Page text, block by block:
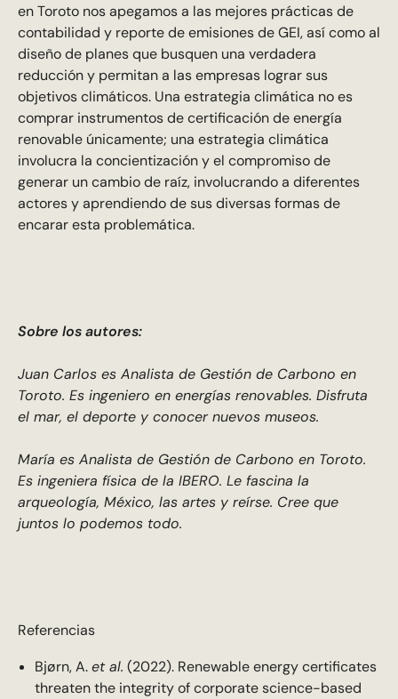
en Toroto nos apegamos a las mejores prácticas de
contabilidad y reporte de emisiones de GEI, así como al
diseño de planes que busquen una verdadera
reducción y permitan a las empresas lograr sus
objetivos climáticos. Una estrategia climática no es
comprar instrumentos de certificación de energía
renovable únicamente; una estrategia climática
involucra la concientización y el compromiso de
generar un cambio de raíz, involucrando a diferentes
actores y aprendiendo de sus diversas formas de
encarar esta problemática.
Sobre los autores:
Juan Carlos es Analista de Gestión de Carbono en
Toroto. Es ingeniero en energías renovables. Disfruta
el mar, el deporte y conocer nuevos museos.
María es Analista de Gestión de Carbono en Toroto.
Es ingeniera física de la IBERO. Le fascina la
arqueología, México, las artes y reírse. Cree que
juntos lo podemos todo.
Referencias
Bjørn, A.et al. (2022). Renewable energy certificates
threaten the integrity of corporate science-based